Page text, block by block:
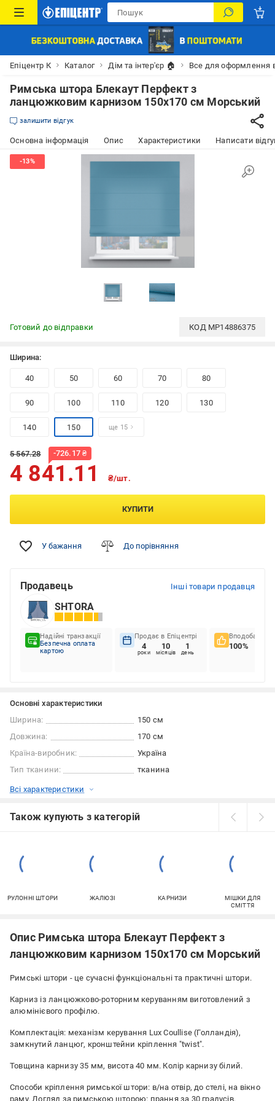
Епіцентр К Каталог Дім та інтер'єр 🏠 Все для оформлення
Римська штора Блекаут Перфект з
ланцюжковим карнизом 150х170 см Морський
залишити відгук
Основна інформація Опис Характеристики Написати
Готовий до відправки КОД MP14886375
Ширина:
40 50 60 70 80
90 100 110 120 130
140 150 ще 15
5 567.28 -726.17 ₴
4 841.11 ₴/шт.
КУПИТИ
У бажання До порівняння
Продавець Інші товари продавця
SHTORA
Надійні транзакції
Безпечна оплата
картою
Продає в Епіцентрі
4
роки
10
місяців
1
день
Вподобання
100%
Основні характеристики
Ширина:
150 см
Довжина:
170 см
Країна-виробник:
Україна
Тип тканини:
тканина
Всі характеристики
Також купують з категорій
РУЛОННІ ШТОРИ ЖАЛЮЗІ КАРНИЗИ
МІШКИ ДЛЯ
СМІТТЯ
Опис Римська штора Блекаут Перфект з
ланцюжковим карнизом 150х170 см Морський
Римські штори - це сучасні функціональні та практичні штори.
Карниз із ланцюжково-роторним керуванням виготовлений з
алюмінієвого профілю.
Комплектація: механізм керування Lux Coullise (Голландія),
замкнутий ланцюг, кронштейни кріплення "twist".
Товщина карнизу 35 мм, висота 40 мм. Колір карнизу білий.
Способи кріплення римської штори: в/на отвір, до стелі, на вікно
раму. Догляд за римською шторою: прання за 30 градусів.